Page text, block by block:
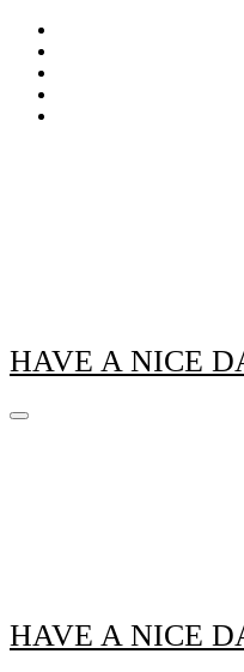
Zum
Inhalt
springen
HAVE A NICE
HAVE A NICE